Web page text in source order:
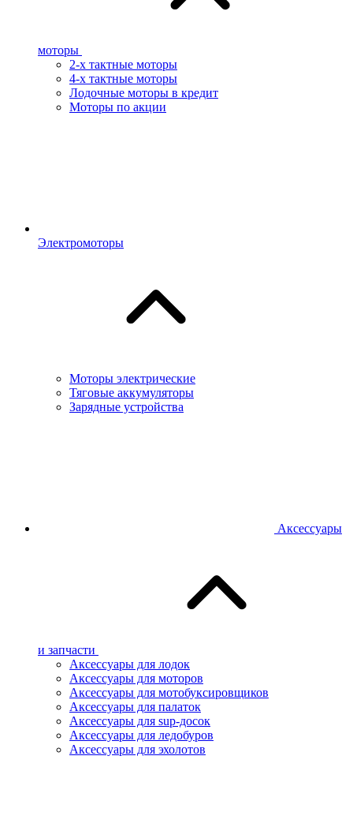
моторы
2-х тактные моторы
4-х тактные моторы
Лодочные моторы в кредит
Моторы по акции
Электромоторы
Моторы электрические
Тяговые аккумуляторы
Зарядные устройства
Аксессуары
и запчасти
Аксессуары для лодок
Аксессуары для моторов
Аксессуары для мотобуксировщиков
Аксессуары для палаток
Аксессуары для sup-досок
Аксессуары для ледобуров
Аксессуары для эхолотов